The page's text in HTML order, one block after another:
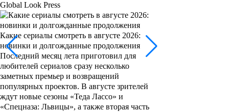
Global Look Press
Какие сериалы смотреть в августе 2026:
новинки и долгожданные продолжения
Последний месяц лета приготовил для
любителей сериалов сразу несколько
заметных премьер и возвращений
популярных проектов. В августе зрителей
ждут новые сезоны «Теда Лассо» и
«Спецназа: Львицы», а также вторая часть